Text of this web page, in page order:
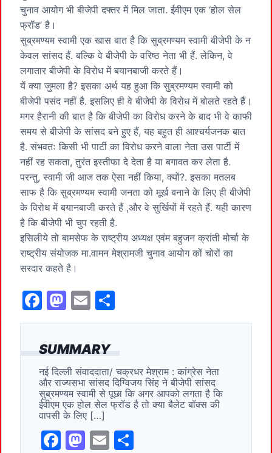
SUMMARY
नई दिल्ली संवाददाता/ चक्रधर मेश्राम : कांग्रेस नेता
और राज्यसभा सांसद दिग्विजय सिंह ने बीजेपी सांसद
सुब्रमण्यम स्वामी से पूछा कि अगर आपको लगता है कि
ईवीएम एक होल सेल फ्रॉड है तो क्या बैलेट बॉक्स की
वापसी के लिए […]
F
M E
चुनाव आयोग भी बीजेपी दफ्तर में मिल जाता. ईवीएम एक ‘होल सेल
फ्रॉड’ है।
सुब्रमण्यम स्वामी एक खास बात है कि सुब्रमण्यम स्वामी बीजेपी के न
केवल सांसद हैं. बल्कि वे बीजेपी के वरिष्ठ नेता भी हैं. लेकिन, वे
लगातार बीजेपी के विरोध में बयानबाजी करते हैं।
यें क्या जुमला है? इसका अर्थ यह हुआ कि सुब्रमण्यम स्वामी को
बीजेपी पसंद नहीं है. इसलिए ही वे बीजेपी के विरोध में बोलते रहते हैं।
मगर हैरानी की बात है कि बीजेपी का विरोध करने के बाद भी वे काफी
समय से बीजेपी के सांसद बने हुए हैं, यह बहुत ही आश्चर्यजनक बात
है. संभवतः किसी भी पार्टी का विरोध करने वाला नेता उस पार्टी में
नहीं रह सकता, तुरंत इस्तीफा दे देता है या बगावत कर लेता है.
परन्तु, स्वामी जी आज तक ऐसा नहीं किया, क्यों?. इसका मतलब
साफ है कि सुब्रमण्यम स्वामी जनता को मूर्ख बनाने के लिए ही बीजेपी
के विरोध में बयानबाजी करते हैं ,और वे सुर्खियों में रहते हैं. यही कारण
है कि बीजेपी भी चुप रहती है.
इसिलीये तो बामसेफ के राष्ट्रीय अध्यक्ष एवंम बहुजन क्रांती मोर्चा के
राष्ट्रीय संयोजक मा.वामन मेश्रामजी चुनाव आयोग कों चोरों का
सरदार कहते है।
F
a
c
e
b
o
o
k
M
a
st
o
d
o
n
E
m
ai
l
h